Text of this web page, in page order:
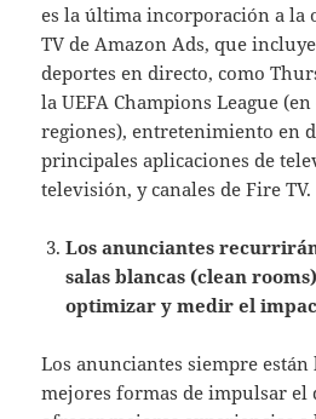
es la última incorporación a la
TV de Amazon Ads, que
deportes en directo, como
la UEFA Champions League
regiones), entretenimiento en
principales aplicaciones de
televisión, y canales de Fire TV.
Los anunciantes
salas blancas (clean
optimizar y medir el
Los anunciantes siempre
mejores formas de impulsar el